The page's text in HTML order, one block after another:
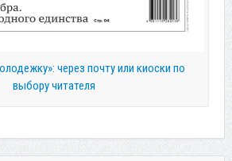
через почту или киоски по
выбору читателя